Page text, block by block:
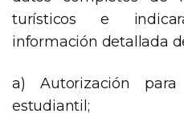
turísticos e
información detallada
a) Autorización
estudiantil;